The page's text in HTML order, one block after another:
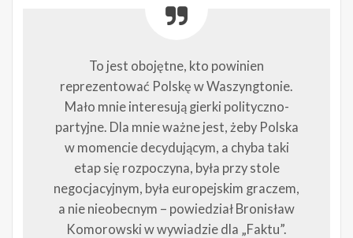
To jest obojętne, kto powinien
reprezentować Polskę w Waszyngtonie.
Mało mnie interesują gierki polityczno-
partyjne. Dla mnie ważne jest, żeby Polska
w momencie decydującym, a chyba taki
etap się rozpoczyna, była przy stole
negocjacyjnym, była europejskim graczem,
a nie nieobecnym – powiedział Bronisław
Komorowski w wywiadzie dla „Faktu”.